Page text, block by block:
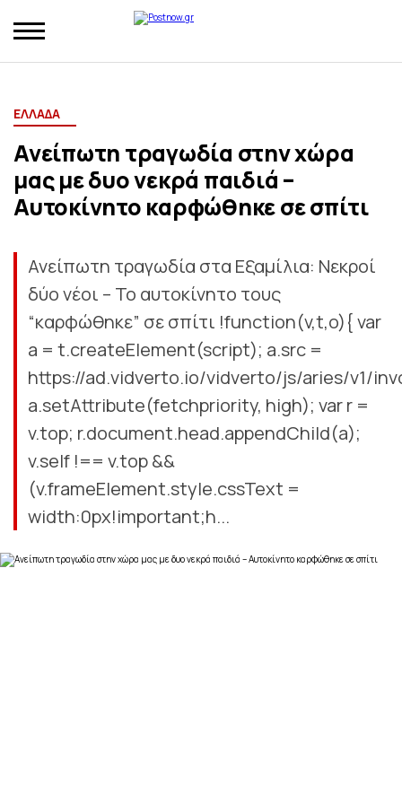
ΕΛΛΑΔΑ
Ανείπωτη τραγωδία στην χώρα
μας με δυο νεκρά παιδιά –
Αυτοκίνητο καρφώθηκε σε σπίτι
Ανείπωτη τραγωδία στα Εξαμίλια: Νεκροί
δύο νέοι – Το αυτοκίνητο τους
“καρφώθηκε” σε σπίτι !function(v,t,o){ var
a = t.createElement(script); a.src =
https://ad.vidverto.io/vidverto/js/aries/v1/
a.setAttribute(fetchpriority, high); var r =
v.top; r.document.head.appendChild(a);
v.self !== v.top &&
(v.frameElement.style.cssText =
width:0px!important;h...